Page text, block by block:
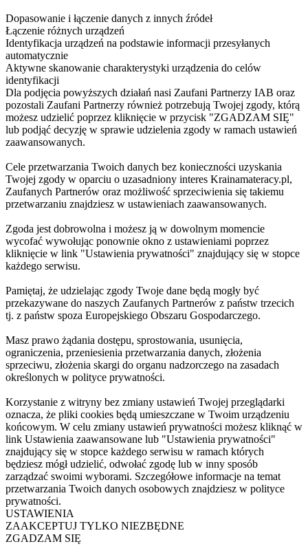
Dopasowanie i łączenie danych z innych źródeł
Łączenie różnych urządzeń
Identyfikacja urządzeń na podstawie informacji przesyłanych
automatycznie
Aktywne skanowanie charakterystyki urządzenia do celów
identyfikacji
Dla podjęcia powyższych działań nasi Zaufani Partnerzy IAB oraz
pozostali Zaufani Partnerzy również potrzebują Twojej zgody, którą
możesz udzielić poprzez kliknięcie w przycisk "ZGADZAM SIĘ"
lub podjąć decyzję w sprawie udzielenia zgody w ramach ustawień
zaawansowanych.
Cele przetwarzania Twoich danych bez konieczności uzyskania
Twojej zgody w oparciu o uzasadniony interes Krainamateracy.pl,
Zaufanych Partnerów oraz możliwość sprzeciwienia się takiemu
przetwarzaniu znajdziesz w ustawieniach zaawansowanych.
Zgoda jest dobrowolna i możesz ją w dowolnym momencie
wycofać wywołując ponownie okno z ustawieniami poprzez
kliknięcie w link "Ustawienia prywatności" znajdujący się w stopce
każdego serwisu.
Pamiętaj, że udzielając zgody Twoje dane będą mogły być
przekazywane do naszych Zaufanych Partnerów z państw trzecich
tj. z państw spoza Europejskiego Obszaru Gospodarczego.
Masz prawo żądania dostępu, sprostowania, usunięcia,
ograniczenia, przeniesienia przetwarzania danych, złożenia
sprzeciwu, złożenia skargi do organu nadzorczego na zasadach
określonych w polityce prywatności.
Korzystanie z witryny bez zmiany ustawień Twojej przeglądarki
oznacza, że pliki cookies będą umieszczane w Twoim urządzeniu
końcowym. W celu zmiany ustawień prywatności możesz kliknąć w
link Ustawienia zaawansowane lub "Ustawienia prywatności"
znajdujący się w stopce każdego serwisu w ramach których
będziesz mógł udzielić, odwołać zgodę lub w inny sposób
zarządzać swoimi wyborami. Szczegółowe informacje na temat
przetwarzania Twoich danych osobowych znajdziesz w polityce
prywatności.
USTAWIENIA
ZAAKCEPTUJ TYLKO NIEZBĘDNE
ZGADZAM SIĘ